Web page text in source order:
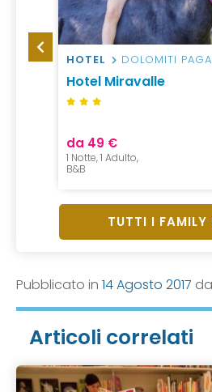
HOTEL DOLOMITI
Hotel Miravalle
da 49 €
1 Notte, 1 Adulto,
B&B
TUTTI I FAMILY
Pubblicato in 14 Agosto 2017 da
Articoli correlati